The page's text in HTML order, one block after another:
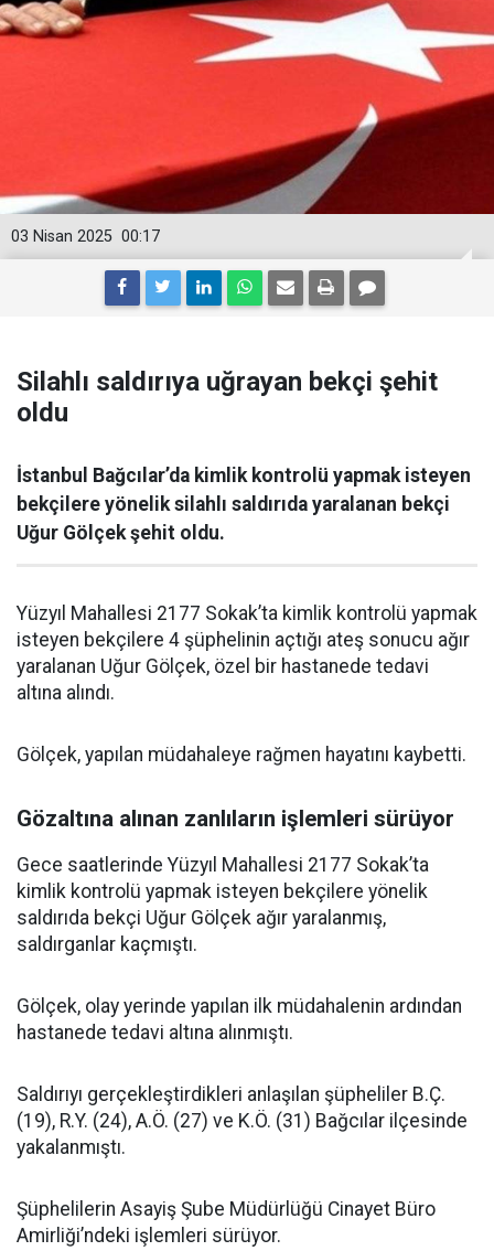
00:17
03 Nisan 2025
Silahlı saldırıya uğrayan bekçi şehit
oldu
İstanbul Bağcılar’da kimlik kontrolü yapmak isteyen
bekçilere yönelik silahlı saldırıda yaralanan bekçi
Uğur Gölçek şehit oldu.
Yüzyıl Mahallesi 2177 Sokak’ta kimlik kontrolü yapmak
isteyen bekçilere 4 şüphelinin açtığı ateş sonucu ağır
yaralanan Uğur Gölçek, özel bir hastanede tedavi
altına alındı.
Gölçek, yapılan müdahaleye rağmen hayatını kaybetti.
Gözaltına alınan zanlıların işlemleri sürüyor
Gece saatlerinde Yüzyıl Mahallesi 2177 Sokak’ta
kimlik kontrolü yapmak isteyen bekçilere yönelik
saldırıda bekçi Uğur Gölçek ağır yaralanmış,
saldırganlar kaçmıştı.
Gölçek, olay yerinde yapılan ilk müdahalenin ardından
hastanede tedavi altına alınmıştı.
Saldırıyı gerçekleştirdikleri anlaşılan şüpheliler B.Ç.
(19), R.Y. (24), A.Ö. (27) ve K.Ö. (31) Bağcılar ilçesinde
yakalanmıştı.
Şüphelilerin Asayiş Şube Müdürlüğü Cinayet Büro
Amirliği’ndeki işlemleri sürüyor.